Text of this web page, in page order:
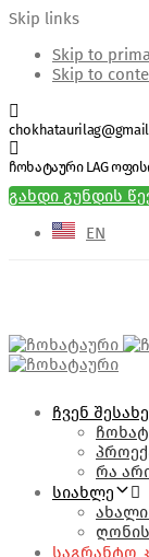
Skip links
Skip to
Skip to
ჩოხატაური LAG
გახდი გუნდის
EN
ᲩᲕᲔᲜ
რა
ᲡᲘᲐᲮᲚᲔ
ახალი
ᲡᲐᲒᲠᲐᲜᲢᲝ